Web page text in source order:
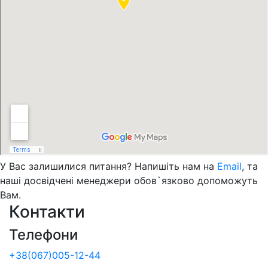
У Вас залишилися питання? Напишіть нам на Email, та
наші досвідчені менеджери обов`язково допоможуть
Вам.
Контакти
Телефони
+38(067)005-12-44